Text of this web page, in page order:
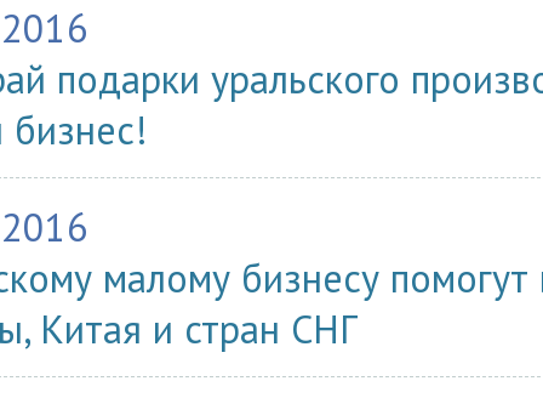
подарки уральского
малому бизнесу
Китая и стран СНГ